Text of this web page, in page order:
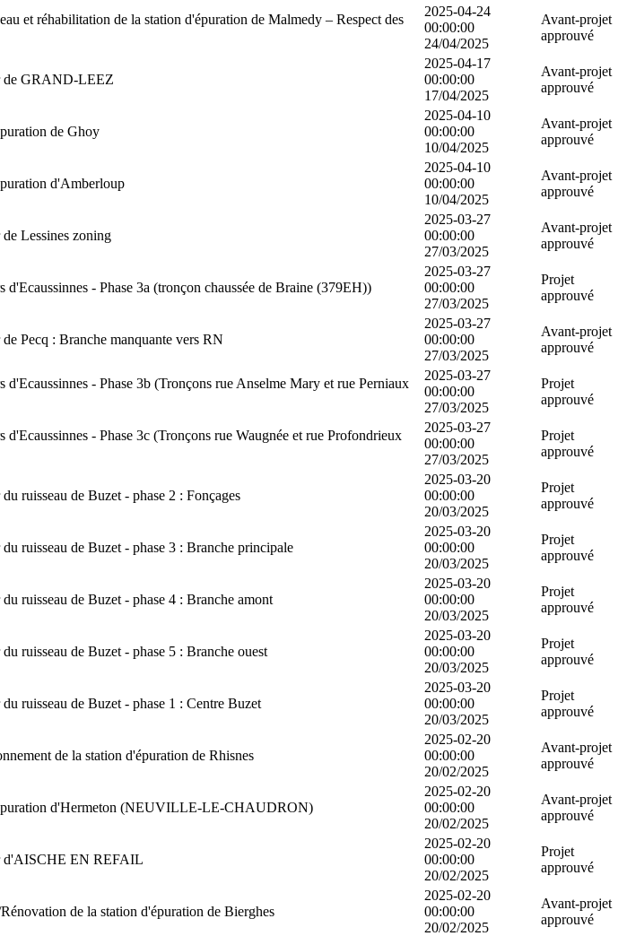
et réhabilitation de la station d'épuration de Malmedy – Respect des
2025-04-24
00:00:00
24/04/2025
Avant-projet
approuvé
de GRAND-LEEZ
2025-04-17
00:00:00
17/04/2025
Avant-projet
approuvé
de Ghoy
2025-04-10
00:00:00
10/04/2025
Avant-projet
approuvé
d'Amberloup
2025-04-10
00:00:00
10/04/2025
Avant-projet
approuvé
Lessines zoning
2025-03-27
00:00:00
27/03/2025
Avant-projet
approuvé
d'Ecaussinnes - Phase 3a (tronçon chaussée de Braine (379EH))
2025-03-27
00:00:00
27/03/2025
Projet
approuvé
Pecq : Branche manquante vers RN
2025-03-27
00:00:00
27/03/2025
Avant-projet
approuvé
d'Ecaussinnes - Phase 3b (Tronçons rue Anselme Mary et rue Perniaux
2025-03-27
00:00:00
27/03/2025
Projet
approuvé
d'Ecaussinnes - Phase 3c (Tronçons rue Waugnée et rue Profondrieux
2025-03-27
00:00:00
27/03/2025
Projet
approuvé
ruisseau de Buzet - phase 2 : Fonçages
2025-03-20
00:00:00
20/03/2025
Projet
approuvé
ruisseau de Buzet - phase 3 : Branche principale
2025-03-20
00:00:00
20/03/2025
Projet
approuvé
ruisseau de Buzet - phase 4 : Branche amont
2025-03-20
00:00:00
20/03/2025
Projet
approuvé
ruisseau de Buzet - phase 5 : Branche ouest
2025-03-20
00:00:00
20/03/2025
Projet
approuvé
ruisseau de Buzet - phase 1 : Centre Buzet
2025-03-20
00:00:00
20/03/2025
Projet
approuvé
de la station d'épuration de Rhisnes
2025-02-20
00:00:00
20/02/2025
Avant-projet
approuvé
d'Hermeton (NEUVILLE-LE-CHAUDRON)
2025-02-20
00:00:00
20/02/2025
Avant-projet
approuvé
d'AISCHE EN REFAIL
2025-02-20
00:00:00
20/02/2025
Projet
approuvé
de la station d'épuration de Bierghes
2025-02-20
00:00:00
20/02/2025
Avant-projet
approuvé